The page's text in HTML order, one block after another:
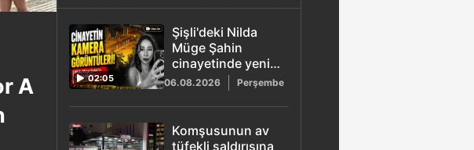
A
02:05
Şişli'deki Nilda
Müge Şahin
cinayetinde yeni
gelişme: Güvenlik
görüntüleri ortaya
çıktı
06.08.2026 Perşembe
Komşusunun av
tüfekli saldırısına